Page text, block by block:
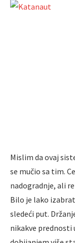
Mislim da ovaj
se mučio sa tim.
nadogradnje, ali
Bilo je lako
sledeći put.
nikakve prednosti